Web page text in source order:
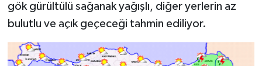
gök gürültülü sağanak yağışlı, diğer yerlerin az
bulutlu ve açık geçeceği tahmin ediliyor.